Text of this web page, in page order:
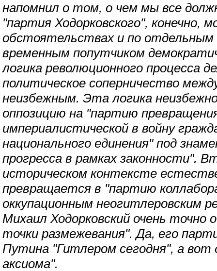
напомнил о том, о чем мы все
"партия Ходорковского", конечно,
обстоятельствах и по
временным попутчиком
логика революционного процесса
политическое соперничество
неизбежным. Эта логика
оппозицию на "партию
империалистической в войну
национального единения" под
прогресса в рамках законности".
историческом контексте
превращается в "партию
оккупационным неогитлеровским
Михаил Ходорковский очень точно
точки размежевания". Да, его
Путина "Гитлером сегодня", а
аксиома".